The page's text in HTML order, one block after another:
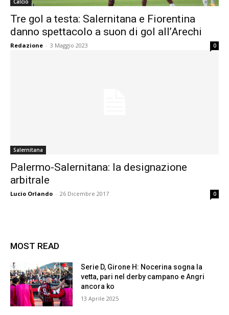
Calcio
Tre gol a testa: Salernitana e Fiorentina
danno spettacolo a suon di gol all’Arechi
Redazione - 3 Maggio 2023 0
Salernitana
Palermo-Salernitana: la designazione
arbitrale
Lucio Orlando - 26 Dicembre 2017 0
MOST READ
Serie D, Girone H: Nocerina sogna la
vetta, pari nel derby campano e Angri
ancora ko
13 Aprile 2025